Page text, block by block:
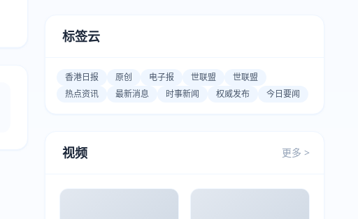
标签云
香港日报 原创 电子报 世联盟
世联盟
热点资讯
最新消息 时事新闻 权威发布 今日要闻
视频 更多 >